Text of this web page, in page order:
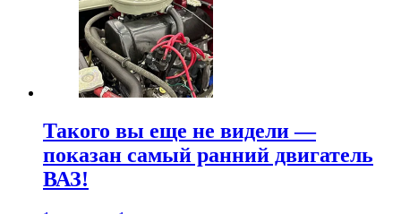
Такого вы еще не видели —
показан самый ранний двигатель
ВАЗ!